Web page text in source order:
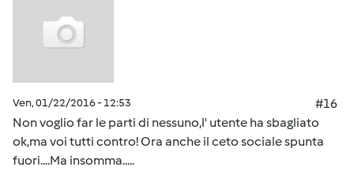
Ven, 01/22/2016 - 12:53
#16
Non voglio far le parti di nessuno,l' utente ha sbagliato
ok,ma voi tutti contro! Ora anche il ceto sociale spunta
fuori....Ma insomma.....